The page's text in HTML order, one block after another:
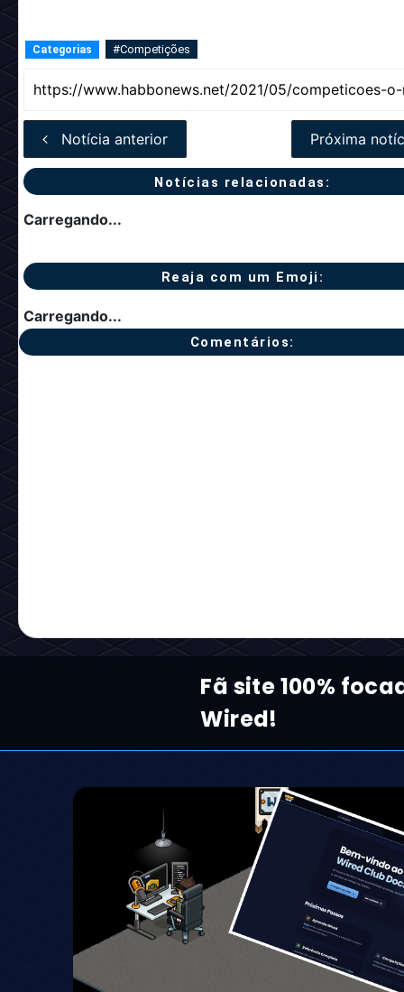
Categorias #Competições
Notícia anterior Próxima
Notícias relacionadas:
Carregando...
Reaja com um Emoji:
Carregando...
Comentários:
Fã site 100%
Wired!